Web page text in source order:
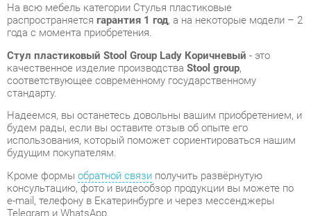
соответствующее современному государственному
стандарту.
будем рады, если вы оставите отзыв об опыте его
использования, который поможет сориентироваться нашим
будущим покупателям.
консультацию, фото и видеообзор продукции вы можете по
e-mail, телефону в Екатеринбурге и через мессенджеры
Telegram и WhatsApp.
Стулья пластиковые также можно сравнить между собой в
нашем шоу-руме и купить Стул пластиковый Stool Group Lady
Коричневый, самостоятельно забрав его с нашего
центрального склада в г. Екатеринбург. Полный список
адресов и магазинов смотрите на странице контактов